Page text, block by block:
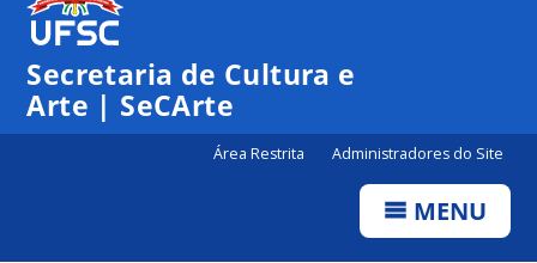
Secretaria de Cultura e
Arte | SeCArte
Área Restrita Administradores do Site
MENU